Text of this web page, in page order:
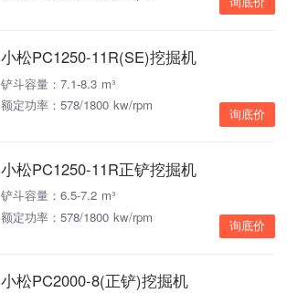
小松PC1250-11R(SE)挖掘机
铲斗容量：7.1-8.3 m³
额定功率：578/1800 kw/rpm
询底价
小松PC1250-11R正铲挖掘机
铲斗容量：6.5-7.2 m³
额定功率：578/1800 kw/rpm
询底价
小松PC2000-8(正铲)挖掘机